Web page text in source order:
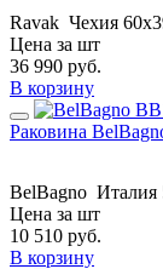
Ravak Чехия
Цена за шт
36 990 руб.
В корзину
Раковина
BelBagno Италия
Цена за шт
10 510 руб.
В корзину